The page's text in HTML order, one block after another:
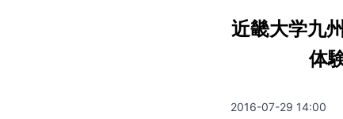
近畿大学九
体
2016-07-29 14:00